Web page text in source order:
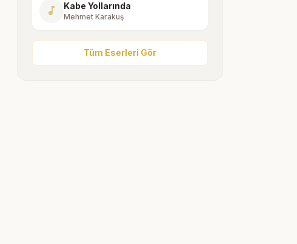
music_note Kabe Yollarında
Mehmet Karakuş
Tüm Eserleri Gör